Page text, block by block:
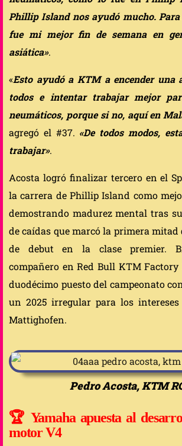
Phillip Island nos ayudó mucho.
fue mi mejor fin de semana en
asiática».
«Esto ayudó a KTM a encender una
todos e intentar trabajar mejor
neumáticos, porque si no, aquí en
agregó el #37. «De todos modos,
trabajar».
Acosta logró finalizar tercero en el
la carrera de Phillip Island como
demostrando madurez mental tras
de caídas que marcó la primera mitad
de debut en la clase premier.
compañero en Red Bull KTM Factory
duodécimo puesto del campeonato
un 2025 irregular para los
Mattighofen.
Pedro Acosta, KTM
🏆 Yamaha apuesta al
motor V4